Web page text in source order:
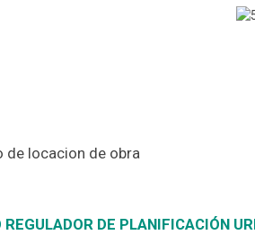
de locacion de obra
DE PLANIFICACIÓN